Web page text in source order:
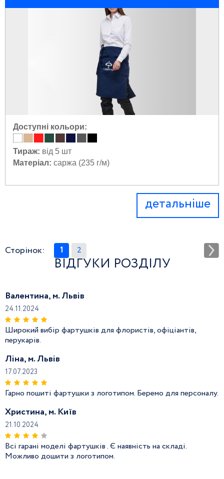
Доступні кольори:
Тираж: від 5 шт
Матеріал: саржа (235 г/м)
детальніше
Сторінок: 1 2
ВІДГУКИ РОЗДІЛУ
Валентина, м. Львів
24.11.2024
Широкий вибір фартушків для флористів, офіціантів,
перукарів.
Ліна, м. Львів
17.07.2023
Гарно пошиті фартушки з логотипом. Беремо для персоналу.
Христина, м. Київ
21.10.2024
Всі гарані моделі фартушків . Є наявність на складі.
Можливо дошити з логотипом.